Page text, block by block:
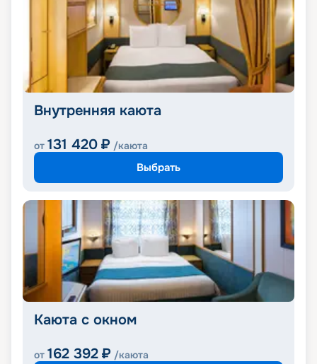
Внутренняя каюта
от 131 420 ₽ /каюта
Выбрать
Каюта с окном
от 162 392 ₽ /каюта